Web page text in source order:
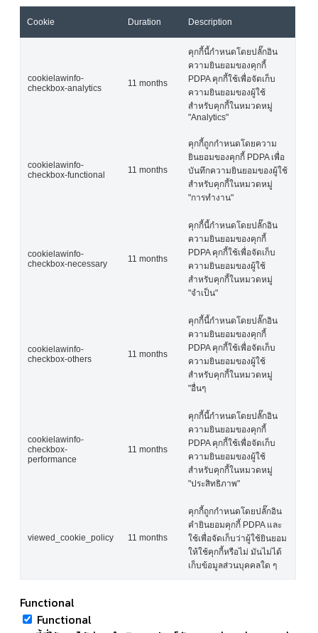
Cookie Duration Description
cookielawinfo-
checkbox-analytics
11 months
คุกกี้นี้กำหนดโดยปลั๊กอิน
ความยินยอมของคุกกี้
PDPA คุกกี้ใช้เพื่อจัดเก็บ
ความยินยอมของผู้ใช้
สำหรับคุกกี้ในหมวดหมู่
"Analytics"
cookielawinfo-
checkbox-functional
11 months
คุกกี้ถูกกำหนดโดยความ
ยินยอมของคุกกี้ PDPA เพื่อ
บันทึกความยินยอมของผู้ใช้
สำหรับคุกกี้ในหมวดหมู่
"การทำงาน"
cookielawinfo-
checkbox-necessary
11 months
คุกกี้นี้กำหนดโดยปลั๊กอิน
ความยินยอมของคุกกี้
PDPA คุกกี้ใช้เพื่อจัดเก็บ
ความยินยอมของผู้ใช้
สำหรับคุกกี้ในหมวดหมู่
"จำเป็น"
cookielawinfo-
checkbox-others
11 months
คุกกี้นี้กำหนดโดยปลั๊กอิน
ความยินยอมของคุกกี้
PDPA คุกกี้ใช้เพื่อจัดเก็บ
ความยินยอมของผู้ใช้
สำหรับคุกกี้ในหมวดหมู่
"อื่นๆ
cookielawinfo-
checkbox-
performance
11 months
คุกกี้นี้กำหนดโดยปลั๊กอิน
ความยินยอมของคุกกี้
PDPA คุกกี้ใช้เพื่อจัดเก็บ
ความยินยอมของผู้ใช้
สำหรับคุกกี้ในหมวดหมู่
"ประสิทธิภาพ"
viewed_cookie_policy 11 months
คุกกี้ถูกกำหนดโดยปลั๊กอิน
คำยินยอมคุกกี้ PDPA และ
ใช้เพื่อจัดเก็บว่าผู้ใช้ยินยอม
ให้ใช้คุกกี้หรือไม่ มันไม่ได้
เก็บข้อมูลส่วนบุคคลใด ๆ
Functional
Functional